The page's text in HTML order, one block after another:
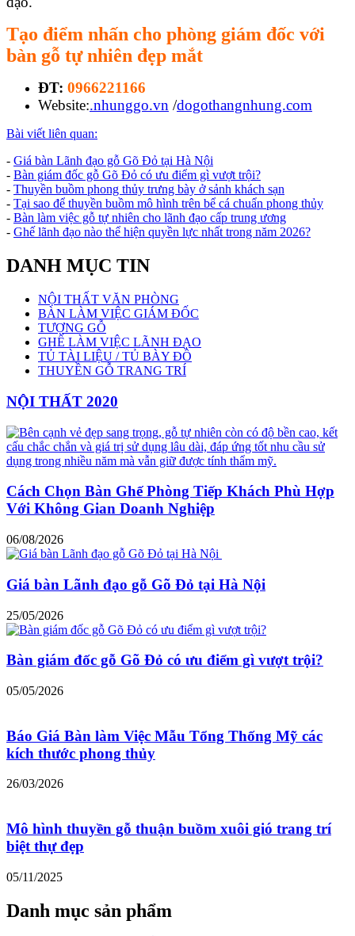
Tạo điểm nhấn cho phòng giám đốc với
bàn gỗ tự nhiên đẹp mắt
ĐT: 0966221166
Website:.nhunggo.vn /dogothangnhung.com
Bài viết liên quan:
- Giá bàn Lãnh đạo gỗ Gõ Đỏ tại Hà Nội
- Bàn giám đốc gỗ Gõ Đỏ có ưu điểm gì vượt trội?
- Thuyền buồm phong thủy trưng bày ở sảnh khách sạn
- Tại sao để thuyền buồm mô hình trên bể cá chuẩn phong thủy
- Bàn làm việc gỗ tự nhiên cho lãnh đạo cấp trung ương
- Ghế lãnh đạo nào thể hiện quyền lực nhất trong năm 2026?
DANH MỤC TIN
NỘI THẤT VĂN PHÒNG
BÀN LÀM VIỆC GIÁM ĐỐC
TƯỢNG GỖ
GHẾ LÀM VIỆC LÃNH ĐẠO
TỦ TÀI LIỆU / TỦ BÀY ĐỒ
THUYỀN GỖ TRANG TRÍ
NỘI THẤT 2020
Cách Chọn Bàn Ghế Phòng Tiếp Khách Phù Hợp
Với Không Gian Doanh Nghiệp
06/08/2026
Giá bàn Lãnh đạo gỗ Gõ Đỏ tại Hà Nội
25/05/2026
Bàn giám đốc gỗ Gõ Đỏ có ưu điểm gì vượt trội?
05/05/2026
Báo Giá Bàn làm Việc Mẫu Tổng Thống Mỹ các
kích thước phong thủy
26/03/2026
Mô hình thuyền gỗ thuận buồm xuôi gió trang trí
biệt thự đẹp
05/11/2025
Danh mục sản phẩm